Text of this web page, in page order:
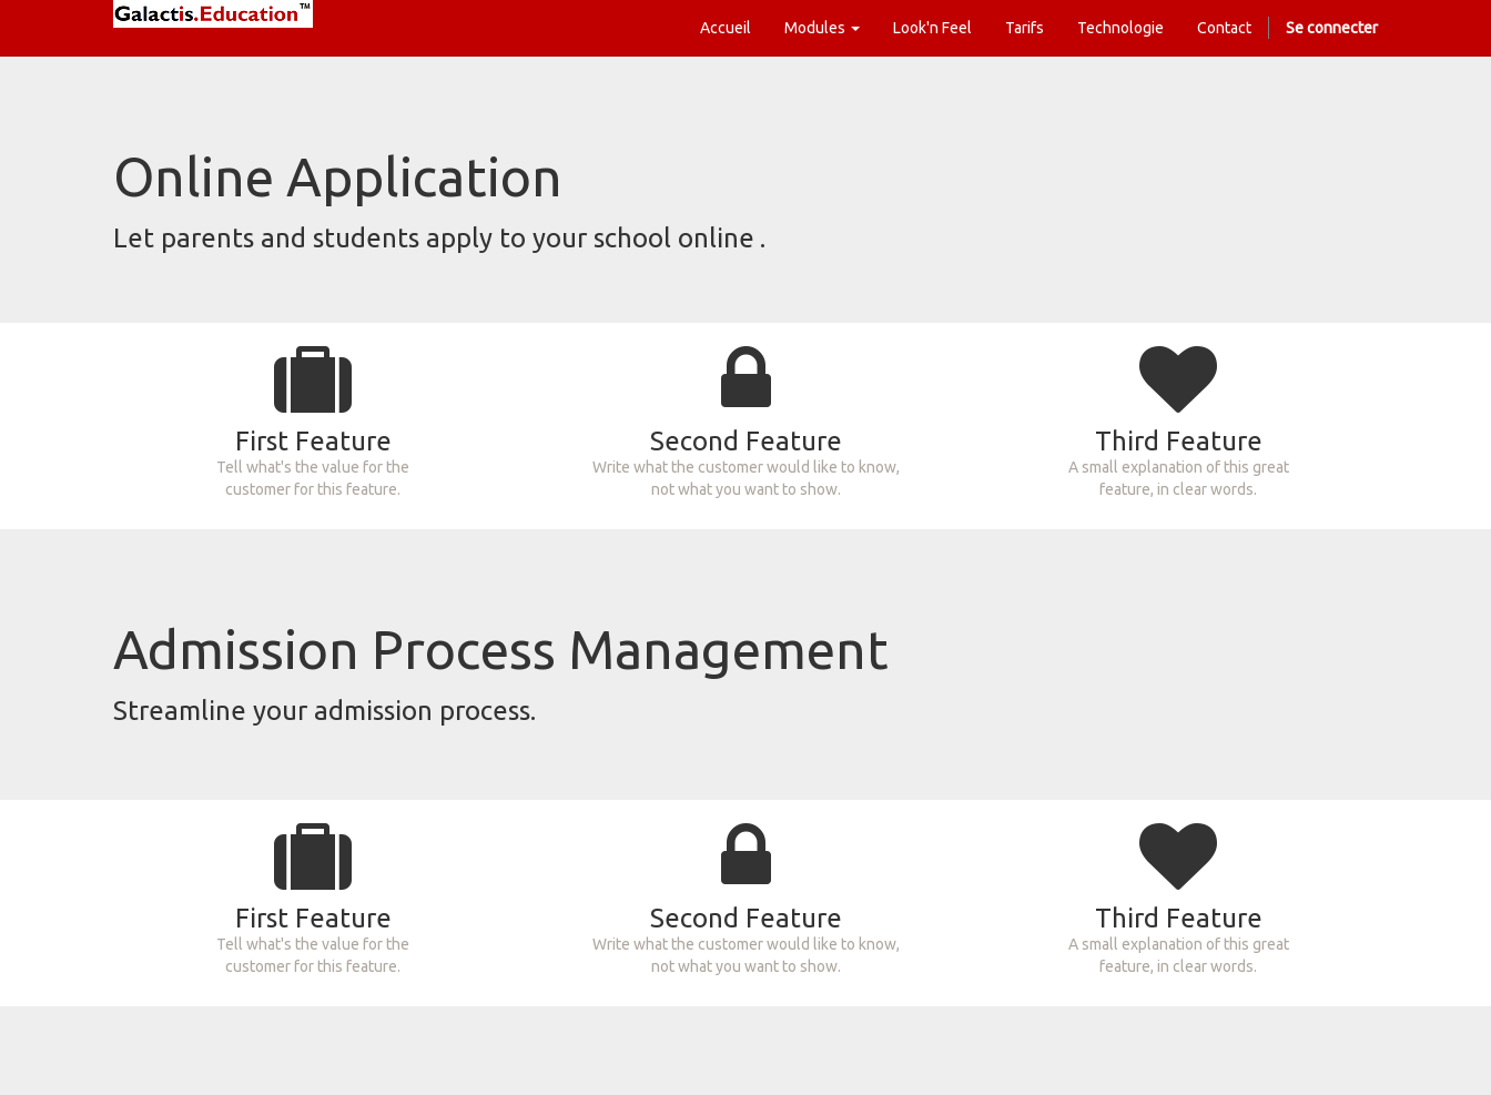
Accueil Modules Look'n Feel Tarifs Technologie Contact Se connecter
Online Application
Let parents and students apply to your school online .
First Feature
Tell what's the value for the
customer for this feature.
Second Feature
Write what the customer would like to know,
not what you want to show.
Third Feature
A small explanation of this great
feature, in clear words.
Admission Process Management
Streamline your admission process.
First Feature
Tell what's the value for the
customer for this feature.
Second Feature
Write what the customer would like to know,
not what you want to show.
Third Feature
A small explanation of this great
feature, in clear words.